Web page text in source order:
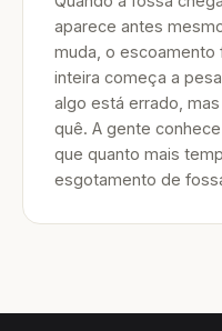
aparece antes
muda, o escoamento
inteira começa a
algo está errado,
quê. A gente
que quanto mais
esgotamento de